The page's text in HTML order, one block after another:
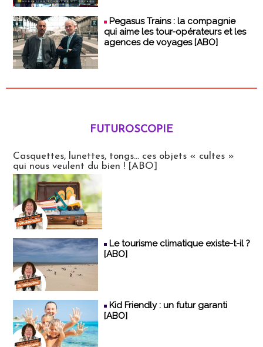
Pegasus Trains : la compagnie
qui aime les tour-opérateurs et les
agences de voyages [ABO]
FUTUROSCOPIE
Casquettes, lunettes, tongs... ces objets « cultes »
qui nous veulent du bien ! [ABO]
Le tourisme climatique existe-t-il ?
[ABO]
Kid Friendly : un futur garanti
[ABO]